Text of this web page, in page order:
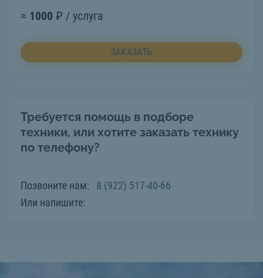
≈ 1000 ₽ / услуга
ЗАКАЗАТЬ
Требуется помощь в подборе
техники, или хотите заказать технику
по телефону?
Позвоните нам:
8 (922) 517-40-66
Или напишите: